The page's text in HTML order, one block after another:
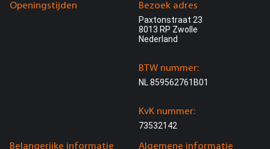
Openingstijden
Belangerijke informatie Algemene informatie
Bezoek adres
Paxtonstraat 23
8013 RP Zwolle
Nederland
BTW nummer:
NL 859562761B01
KvK nummer:
73532142